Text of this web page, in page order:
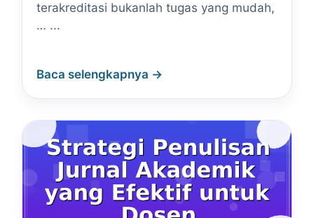
terakreditasi bukanlah tugas yang mudah,
… ...
Baca selengkapnya →